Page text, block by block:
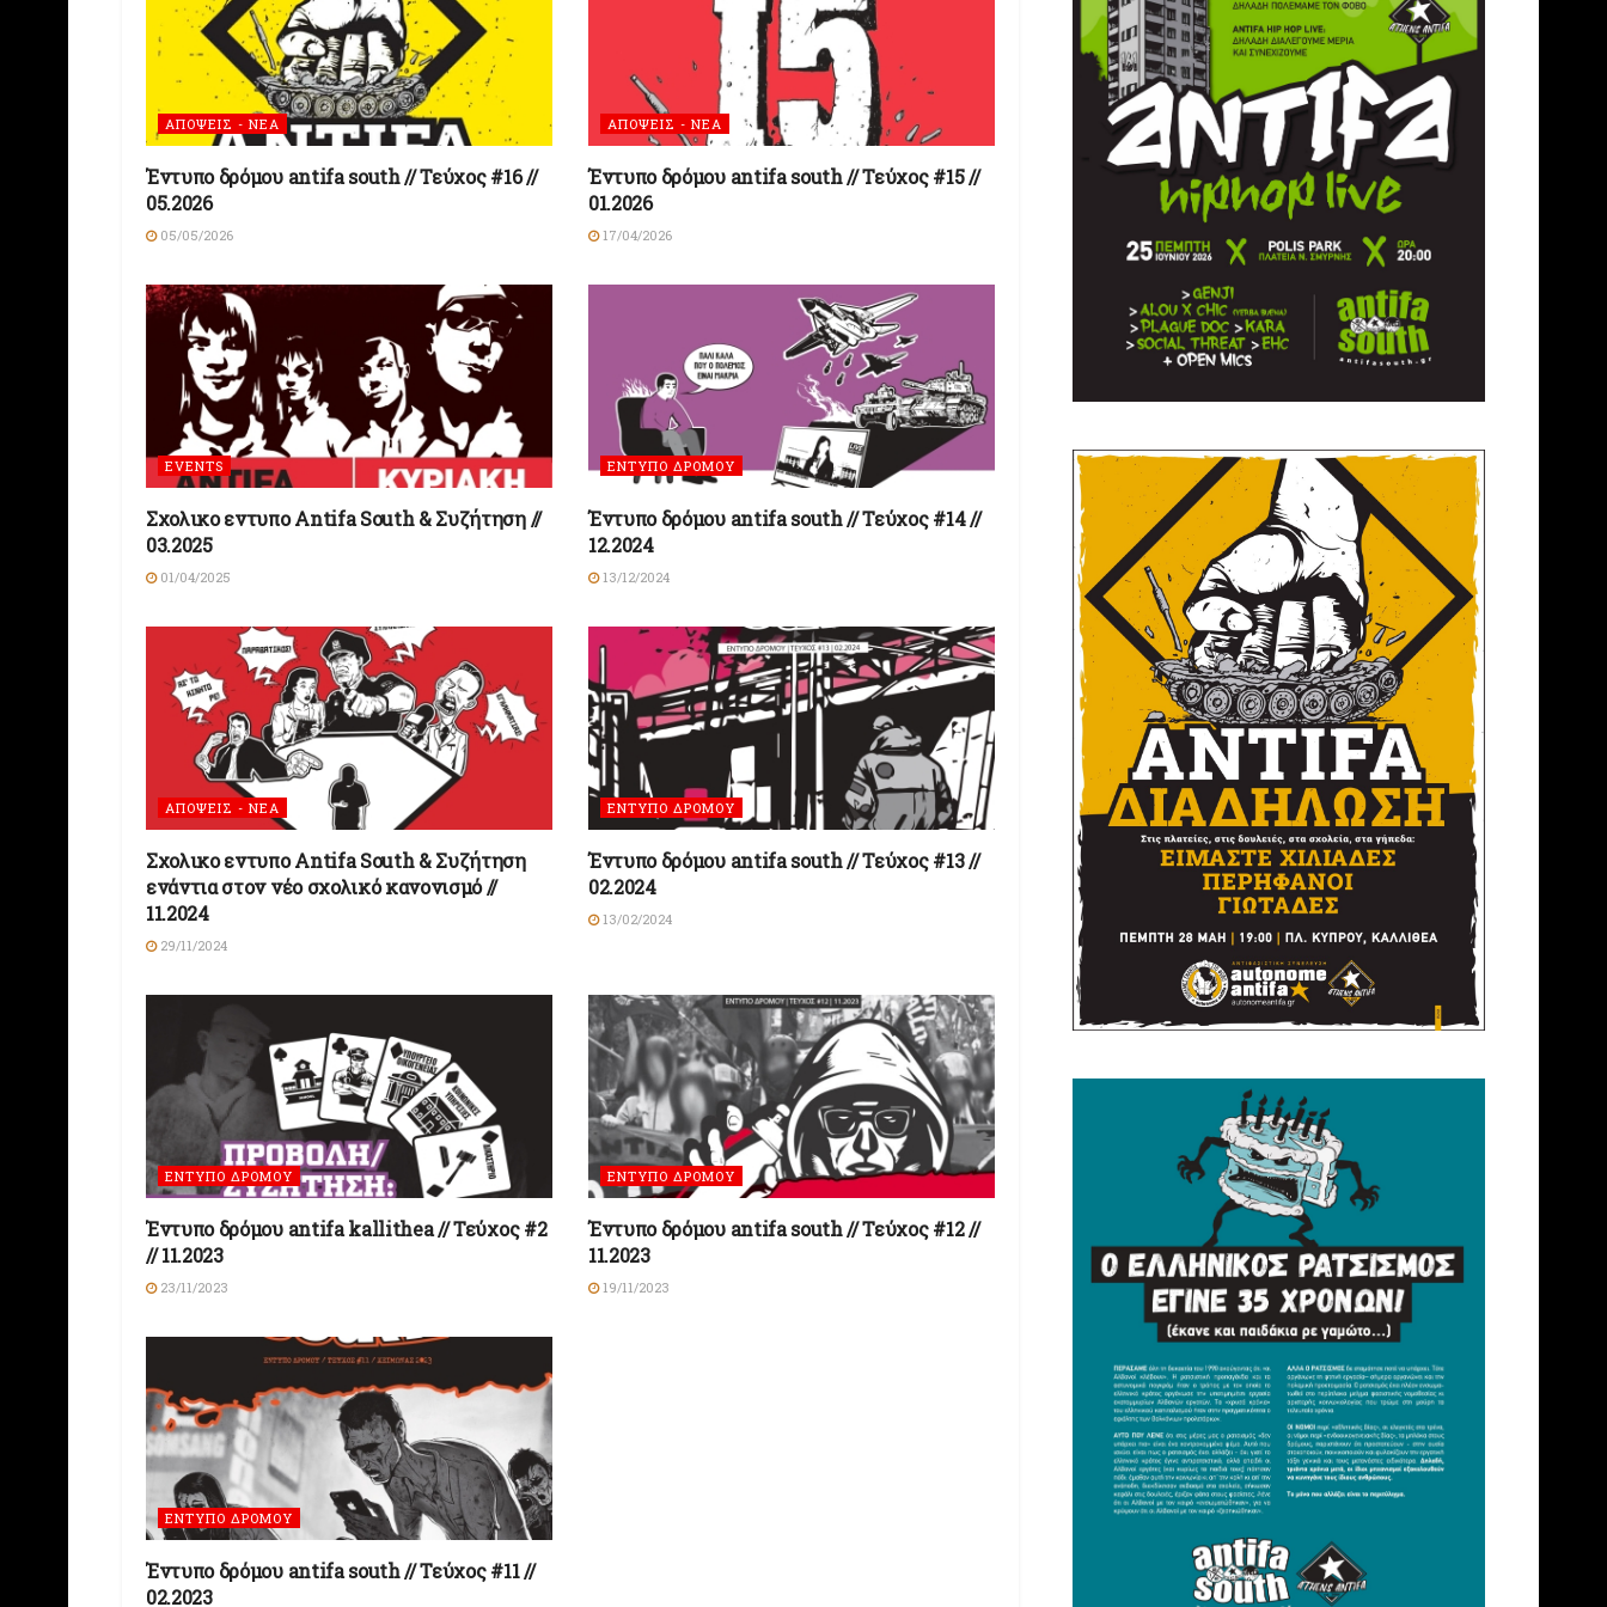
ΑΠΟΨΕΙΣ - ΝΕΑ
Έντυπο δρόμου antifa south // Τεύχος #16 //
05.2026
05/05/2026
ΑΠΟΨΕΙΣ - ΝΕΑ
Έντυπο δρόμου antifa south // Τεύχος #15 //
01.2026
17/04/2026
EVENTS
Σχολικο εντυπο Antifa South & Συζήτηση //
03.2025
01/04/2025
ΕΝΤΥΠΟ ΔΡΟΜΟΥ
Έντυπο δρόμου antifa south // Τεύχος #14 //
12.2024
13/12/2024
ΑΠΟΨΕΙΣ - ΝΕΑ
Σχολικο εντυπο Antifa South & Συζήτηση
ενάντια στον νέο σχολικό κανονισμό //
11.2024
29/11/2024
ΕΝΤΥΠΟ ΔΡΟΜΟΥ
Έντυπο δρόμου antifa south // Τεύχος #13 //
02.2024
13/02/2024
ΕΝΤΥΠΟ ΔΡΟΜΟΥ
Έντυπο δρόμου antifa kallithea // Τεύχος #2
// 11.2023
23/11/2023
ΕΝΤΥΠΟ ΔΡΟΜΟΥ
Έντυπο δρόμου antifa south // Τεύχος #12 //
11.2023
19/11/2023
ΕΝΤΥΠΟ ΔΡΟΜΟΥ
Έντυπο δρόμου antifa south // Τεύχος #11 //
02.2023